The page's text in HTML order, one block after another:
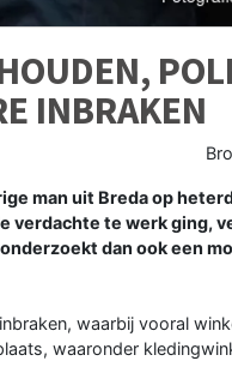
INBRAKEN
man uit Breda op
verdachte te werk ging,
dan ook een
waarbij vooral
waaronder